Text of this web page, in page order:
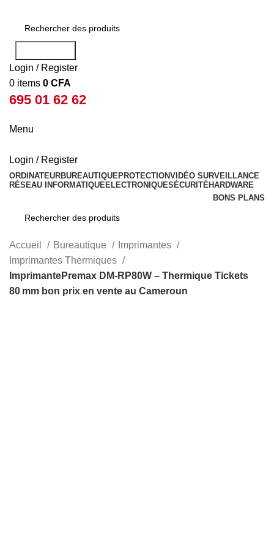
Login / Register
0 items 0 CFA
695 01 62 62
Menu
Login / Register
ORDINATEURBUREAUTIQUEPROTECTIONVIDÉO SURVEILLANCE
RÉSEAU INFORMATIQUEELECTRONIQUESÉCURITÉHARDWARE
BONS PLANS
Rechercher
Accueil Bureautique
Imprimantes
Imprimantes Thermiques
ImprimantePremax DM‑RP80W – Thermique Tickets
80 mm bon prix en vente au Cameroun